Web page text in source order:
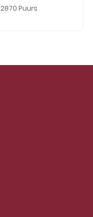
2870 Puurs